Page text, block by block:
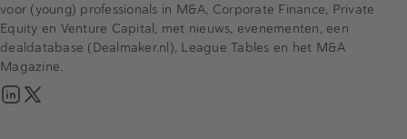
voor (young) professionals in M&A, Corporate Finance, Private
Equity en Venture Capital, met nieuws, evenementen, een
dealdatabase (Dealmaker.nl), League Tables en het M&A
Magazine.